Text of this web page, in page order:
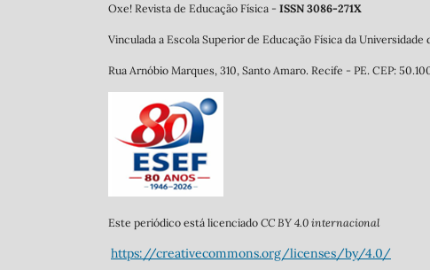
Oxe! Revista de Educação Física - ISSN 3086-271X
Vinculada a Escola Superior de Educação Física da
Rua Arnóbio Marques, 310, Santo Amaro. Recife - PE. CEP:
Este periódico está licenciado CC BY 4.0 internacional
https://creativecommons.org/licenses/by/4.0/